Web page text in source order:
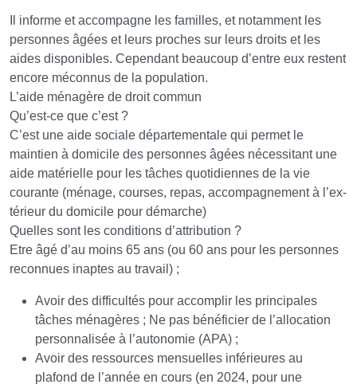
Il informe et accompagne les familles, et notamment les
personnes âgées et leurs proches sur leurs droits et les
aides disponibles. Cependant beaucoup d’entre eux restent
encore méconnus de la population.
L’aide ménagère de droit commun
Qu’est-ce que c’est ?
C’est une aide sociale départementale qui permet le
maintien à domicile des personnes âgées nécessitant une
aide matérielle pour les tâches quotidiennes de la vie
courante (ménage, courses, repas, accompagnement à l’ex-
térieur du domicile pour démarche)
Quelles sont les conditions d’attribution ?
Etre âgé d’au moins 65 ans (ou 60 ans pour les personnes
reconnues inaptes au travail) ;
Avoir des difficultés pour accomplir les principales
tâches ménagères ; Ne pas bénéficier de l’allocation
personnalisée à l’autonomie (APA) ;
Avoir des ressources mensuelles inférieures au
plafond de l’année en cours (en 2024, pour une